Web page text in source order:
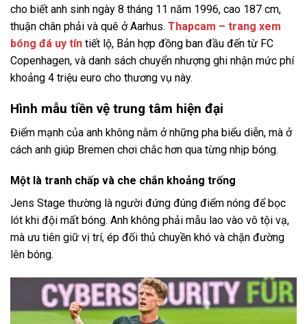
cho biết anh sinh ngày 8 tháng 11 năm 1996, cao 187 cm,
thuận chân phải và quê ở Aarhus. Thapcam – trang xem
bóng đá uy tín tiết lộ, Bản hợp đồng ban đầu đến từ FC
Copenhagen, và danh sách chuyển nhượng ghi nhận mức phí
khoảng 4 triệu euro cho thương vụ này.
Hình mẫu tiền vệ trung tâm hiện đại
Điểm mạnh của anh không nằm ở những pha biểu diễn, mà ở
cách anh giúp Bremen chơi chắc hơn qua từng nhịp bóng.
Một là tranh chấp và che chắn khoảng trống
Jens Stage thường là người đứng đúng điểm nóng để bọc
lót khi đội mất bóng. Anh không phải mẫu lao vào vô tội vạ,
mà ưu tiên giữ vị trí, ép đối thủ chuyền khó và chặn đường
lên bóng.